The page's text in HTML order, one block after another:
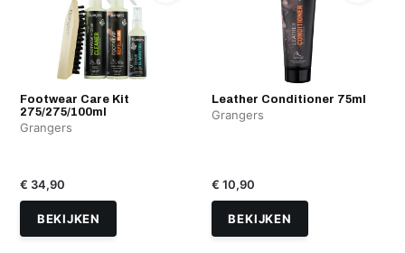
Footwear Care Kit
275/275/100ml
Grangers
€ 34,90
BEKIJKEN
Leather Conditioner 75ml
Grangers
€ 10,90
BEKIJKEN